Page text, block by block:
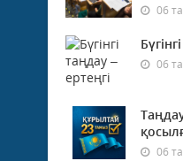
06
06
06